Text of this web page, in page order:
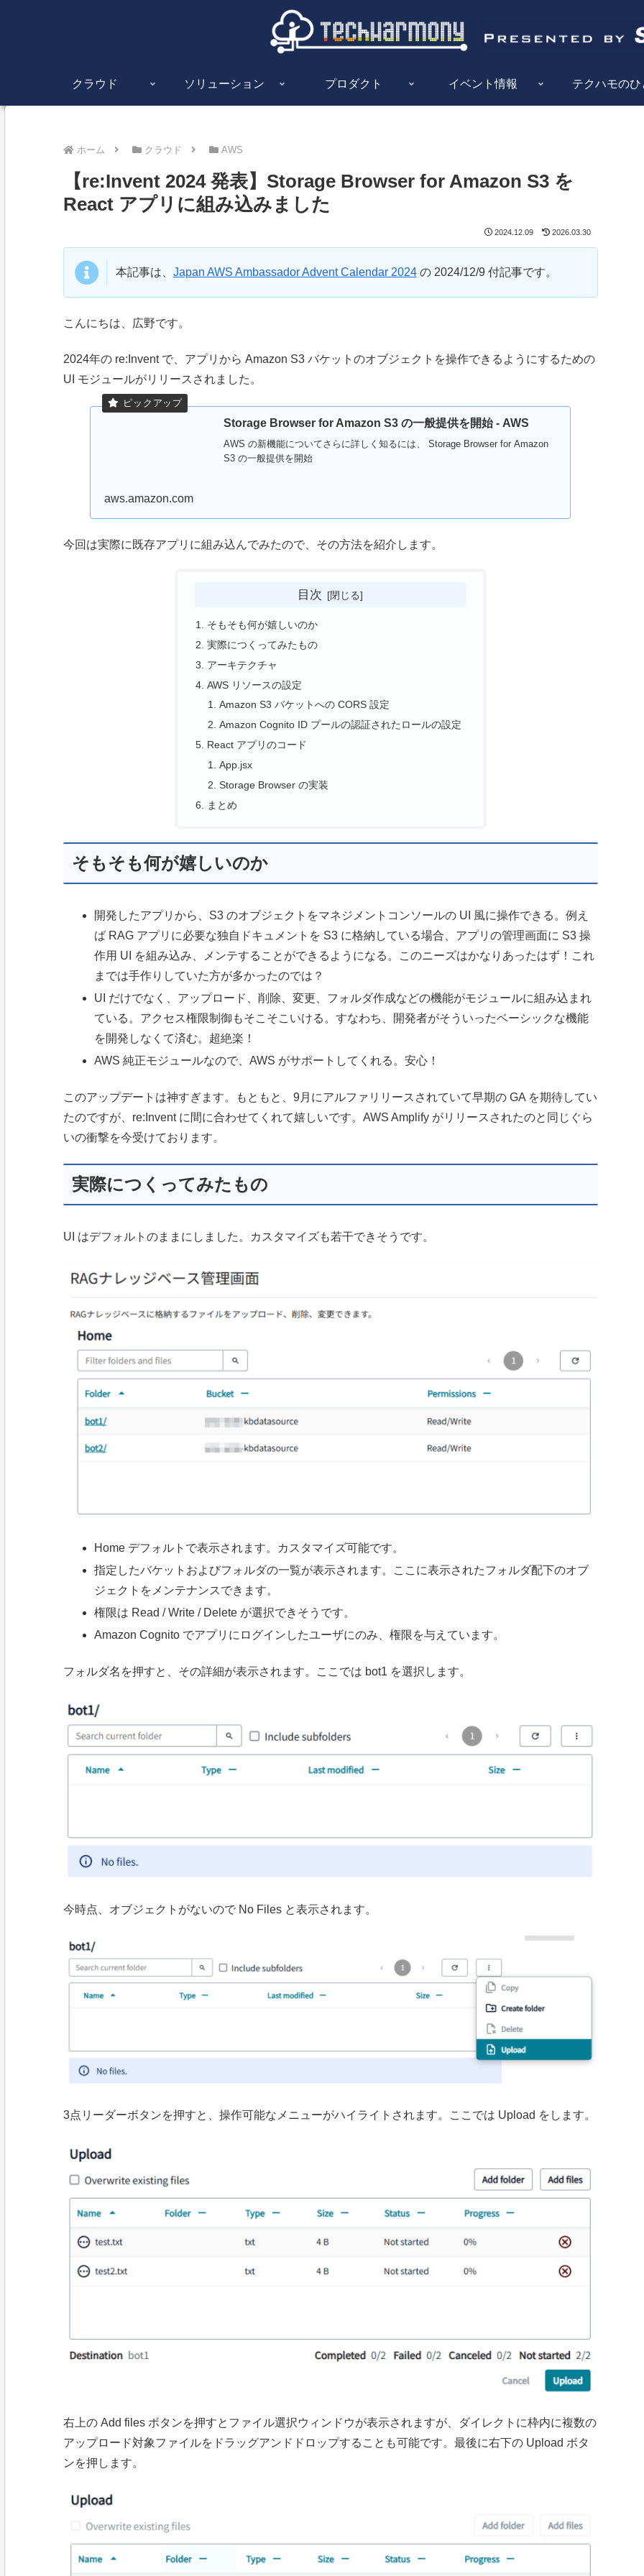
クラウド ソリューション プロダクト イベント情報 テクハモのひ
ホーム クラウド AWS
【re:Invent 2024 発表】Storage Browser for Amazon S3 を
React アプリに組み込みました
2024.12.09 2026.03.30
本記事は、 Japan AWS Ambassador Advent Calendar 2024の 2024/12/9 付記事です。
こんにちは、広野です。
2024年の re:Invent で、アプリから Amazon S3 バケットのオブジェクトを操作できるようにするための
UI モジュールがリリースされました。
Storage Browser for Amazon S3 の一般提供を開始 - AWS
AWS の新機能についてさらに詳しく知るには、 Storage Browser for Amazon
S3 の一般提供を開始
aws.amazon.com
今回は実際に既存アプリに組み込んでみたので、その方法を紹介します。
目次
そもそも何が嬉しいのか
実際につくってみたもの
アーキテクチャ
AWS リソースの設定
Amazon S3 バケットへの CORS 設定
Amazon Cognito ID プールの認証されたロールの設定
React アプリのコード
App.jsx
Storage Browser の実装
まとめ
そもそも何が嬉しいのか
開発したアプリから、S3 のオブジェクトをマネジメントコンソールの UI 風に操作できる。例え
ば RAG アプリに必要な独自ドキュメントを S3 に格納している場合、アプリの管理画面に S3 操
作用 UI を組み込み、メンテすることができるようになる。このニーズはかなりあったはず！これ
までは手作りしていた方が多かったのでは？
UI だけでなく、アップロード、削除、変更、フォルダ作成などの機能がモジュールに組み込まれ
ている。アクセス権限制御もそこそこいける。すなわち、開発者がそういったベーシックな機能
を開発しなくて済む。超絶楽！
AWS 純正モジュールなので、AWS がサポートしてくれる。安心！
このアップデートは神すぎます。もともと、9月にアルファリリースされていて早期の GA を期待してい
たのですが、re:Invent に間に合わせてくれて嬉しいです。AWS Amplify がリリースされたのと同じぐら
いの衝撃を今受けております。
実際につくってみたもの
UI はデフォルトのままにしました。カスタマイズも若干できそうです。
Home デフォルトで表示されます。カスタマイズ可能です。
指定したバケットおよびフォルダの一覧が表示されます。ここに表示されたフォルダ配下のオブ
ジェクトをメンテナンスできます。
権限は Read / Write / Delete が選択できそうです。
Amazon Cognito でアプリにログインしたユーザにのみ、権限を与えています。
フォルダ名を押すと、その詳細が表示されます。ここでは bot1 を選択します。
今時点、オブジェクトがないので No Files と表示されます。
3点リーダーボタンを押すと、操作可能なメニューがハイライトされます。ここでは Upload をします。
右上の Add files ボタンを押すとファイル選択ウィンドウが表示されますが、ダイレクトに枠内に複数の
アップロード対象ファイルをドラッグアンドドロップすることも可能です。最後に右下の Upload ボタ
ンを押します。